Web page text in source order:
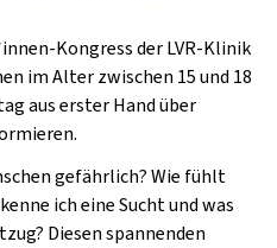
Kongress der LVR-Klinik
im Alter zwischen 15 und 18
aus erster Hand über
gefährlich? Wie fühlt
ich eine Sucht und was
Diesen spannenden